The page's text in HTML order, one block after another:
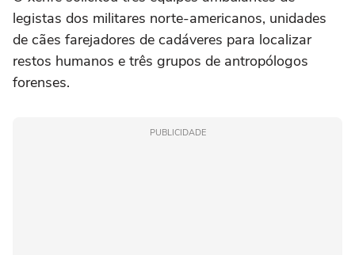
legistas dos militares norte-americanos, unidades
de cães farejadores de cadáveres para localizar
restos humanos e três grupos de antropólogos
forenses.
PUBLICIDADE